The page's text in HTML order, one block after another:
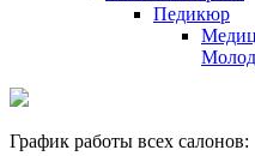
Педикюр
График работы всех салонов: